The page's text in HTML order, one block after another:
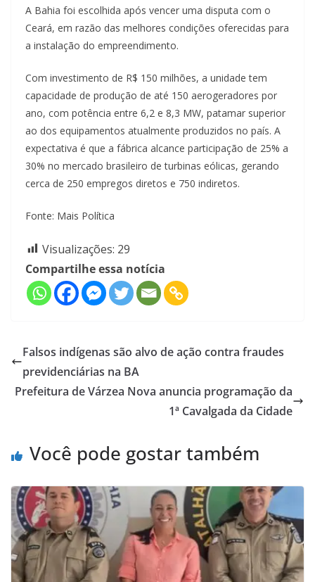
A Bahia foi escolhida após vencer uma disputa com o
Ceará, em razão das melhores condições oferecidas para
a instalação do empreendimento.
Com investimento de R$ 150 milhões, a unidade tem
capacidade de produção de até 150 aerogeradores por
ano, com potência entre 6,2 e 8,3 MW, patamar superior
ao dos equipamentos atualmente produzidos no país. A
expectativa é que a fábrica alcance participação de 25% a
30% no mercado brasileiro de turbinas eólicas, gerando
cerca de 250 empregos diretos e 750 indiretos.
Fonte: Mais Política
Visualizações: 29
Compartilhe essa notícia
Falsos indígenas são alvo de ação contra fraudes
previdenciárias na BA
Prefeitura de Várzea Nova anuncia programação da
1ª Cavalgada da Cidade
Você pode gostar também